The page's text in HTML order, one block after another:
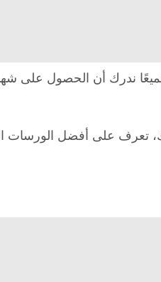
ندرك أن الحصول على
تعرف على أفضل الورسات